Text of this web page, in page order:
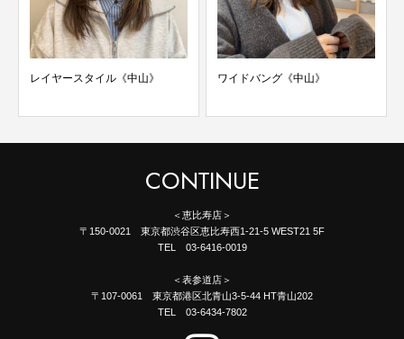
レイヤースタイル《中山》 ワイドバング《中山》
CONTINUE
＜恵比寿店＞
〒150-0021 東京都渋谷区恵比寿西1-21-5 WEST21 5F
TEL 03-6416-0019
＜表参道店＞
〒107-0061 東京都港区北青山3-5-44 HT青山202
TEL 03-6434-7802